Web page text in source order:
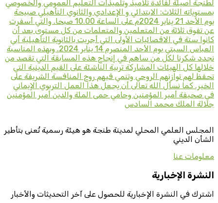
لطنجة أصيلة لفائدة تلاميذ وتلميذات التعليم العمومي والخصوصي
بمستوياته الثلاث: الابتدائي و الإعدادي والثانوي التأهيلي صبيحة
يوم الأحد 21 يناير 2024م على الساعة 10.00 صبحا. والتي أسفرت
عن تفوق ثلاثة من المتعلمين والمتعلمات من كل مستوى بعد أن
كانوا ستة في الاقصائيات الأولى التي أجريت بالثانوية التأهيلية أبي
العباس السبتي يوم الأحد المنصرم 14 يناير 2024. وبهذه المناسبة
نجدد شكرنا لكل من ساهم في إنجاح هذه المسابقة التي تقصد من
خلالها كل الهيئات المشاركة تربية الناشئة على القيم الدينية التي
تحفظ لهم توازنهم الروحي وتنمي فيهم روح المنافسة الشريفة على
الخير. كما نسأل الله تعالى أن يجعل هذا العمل التربوي الإيماني
في صحيفة أمير المؤمنين وحامي حمى الملة والدين أمير المؤمنين
جلالة الملك محمد السادس
المجلس العلمي المحلي لمدينة طنجة هو هيئة رسمية تُعنى بتأطير
الشأن الديني
معلومات عنا
النشرة الإخبارية
اشترك في النشرة الإخبارية للحصول على آخر التحديثات والأخبار